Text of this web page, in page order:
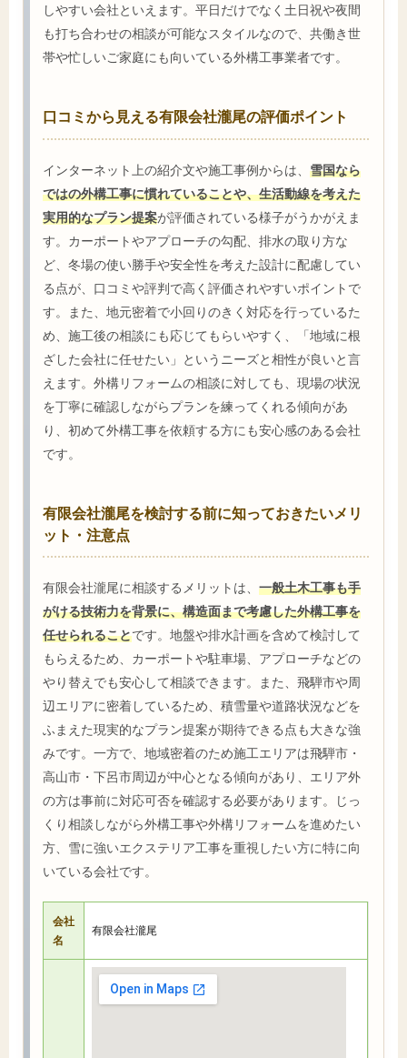
しやすい会社といえます。平日だけでなく土日祝や夜間
も打ち合わせの相談が可能なスタイルなので、共働き世
帯や忙しいご家庭にも向いている外構工事業者です。
口コミから見える有限会社瀧尾の評価ポイント
インターネット上の紹介文や施工事例からは、 雪国なら
ではの外構工事に慣れていることや、生活動線を考えた
実用的なプラン提案が評価されている様子がうかがえま
す。カーポートやアプローチの勾配、排水の取り方な
ど、冬場の使い勝手や安全性を考えた設計に配慮してい
る点が、口コミや評判で高く評価されやすいポイントで
す。また、地元密着で小回りのきく対応を行っているた
め、施工後の相談にも応じてもらいやすく、「地域に根
ざした会社に任せたい」というニーズと相性が良いと言
えます。外構リフォームの相談に対しても、現場の状況
を丁寧に確認しながらプランを練ってくれる傾向があ
り、初めて外構工事を依頼する方にも安心感のある会社
です。
有限会社瀧尾を検討する前に知っておきたいメリ
ット・注意点
有限会社瀧尾に相談するメリットは、 一般土木工事も手
がける技術力を背景に、構造面まで考慮した外構工事を
任せられることです。地盤や排水計画を含めて検討して
もらえるため、カーポートや駐車場、アプローチなどの
やり替えでも安心して相談できます。また、飛騨市や周
辺エリアに密着しているため、積雪量や道路状況などを
ふまえた現実的なプラン提案が期待できる点も大きな強
みです。一方で、地域密着のため施工エリアは飛騨市・
高山市・下呂市周辺が中心となる傾向があり、エリア外
の方は事前に対応可否を確認する必要があります。じっ
くり相談しながら外構工事や外構リフォームを進めたい
方、雪に強いエクステリア工事を重視したい方に特に向
いている会社です。
会社
名
有限会社瀧尾